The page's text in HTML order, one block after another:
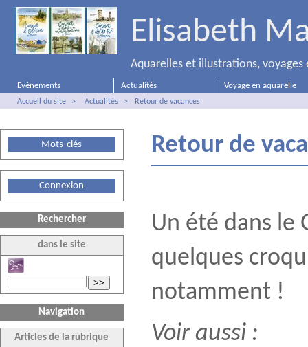
Elisabeth
Aquarelles et illustrations, voyages
Evènements Actualités Voyage en aquarelle
Accueil du site > Actualités > Retour de vacances
Retour de
Un été dans le
quelques
notamment !
Voir aussi :
Mots-clés
Connexion
Rechercher
dans le site
>>
Navigation
Articles de la rubrique